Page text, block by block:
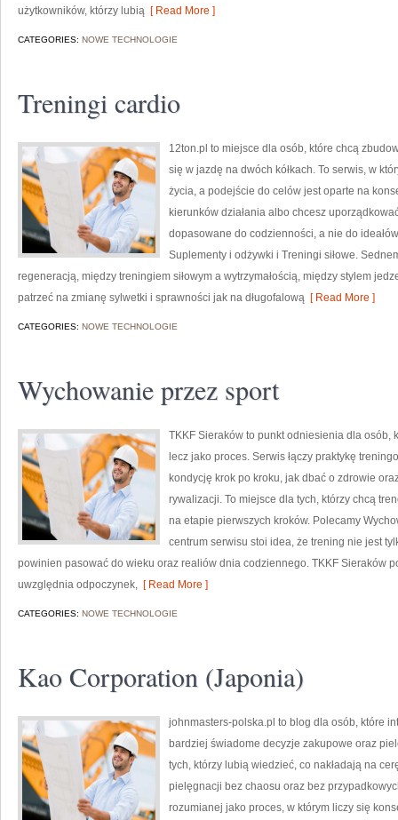
użytkowników, którzy lubią [ Read More ]
CATEGORIES: NOWE TECHNOLOGIE
Treningi cardio
12ton.pl to miejsce dla osób, które chcą
się w jazdę na dwóch kółkach. To serwis, w
życia, a podejście do celów jest oparte na
kierunków działania albo chcesz
dopasowane do codzienności, a nie do
Suplementy i odżywki i Treningi siłowe.
regeneracją, między treningiem siłowym a wytrzymałością, między stylem
patrzeć na zmianę sylwetki i sprawności jak na długofalową [ Read More ]
CATEGORIES: NOWE TECHNOLOGIE
Wychowanie przez sport
TKKF Sieraków to punkt odniesienia dla osób,
lecz jako proces. Serwis łączy praktykę
kondycję krok po kroku, jak dbać o zdrowie
rywalizacji. To miejsce dla tych, którzy chcą
na etapie pierwszych kroków. Polecamy
centrum serwisu stoi idea, że trening nie jest
powinien pasować do wieku oraz realiów dnia codziennego. TKKF Sieraków
uwzględnia odpoczynek, [ Read More ]
CATEGORIES: NOWE TECHNOLOGIE
Kao Corporation (Japonia)
johnmasters-polska.pl to blog dla osób, które
bardziej świadome decyzje zakupowe oraz
tych, którzy lubią wiedzieć, co nakładają na
pielęgnacji bez chaosu oraz bez
rozumianej jako proces, w którym liczy się